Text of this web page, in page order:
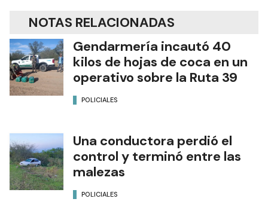
NOTAS RELACIONADAS
Gendarmería incautó 40
kilos de hojas de coca en un
operativo sobre la Ruta 39
POLICIALES
Una conductora perdió el
control y terminó entre las
malezas
POLICIALES